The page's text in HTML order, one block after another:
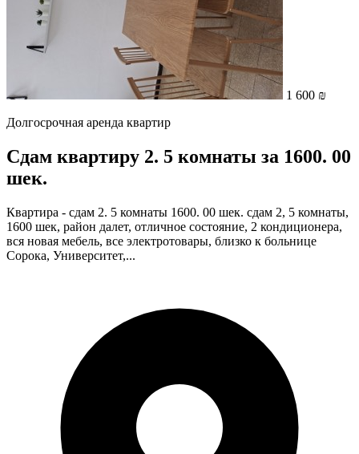
1 600 ₪
Долгосрочная аренда квартир
Сдам квартиру 2. 5 комнаты за 1600. 00
шек.
Квартира - сдам 2. 5 комнаты 1600. 00 шек. сдам 2, 5 комнаты,
1600 шек, район далет, отличное состояние, 2 кондиционера,
вся новая мебель, все электротовары, близко к больнице
Сорока, Университет,...